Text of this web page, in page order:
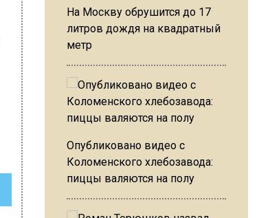
На Москву обрушится до 17
литров дождя на квадратный
метр
Опубликовано видео с
Коломенского хлебозавода:
пиццы валяются на полу